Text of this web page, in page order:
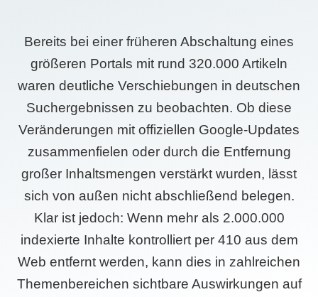
Bereits bei einer früheren Abschaltung eines
größeren Portals mit rund 320.000 Artikeln
waren deutliche Verschiebungen in deutschen
Suchergebnissen zu beobachten. Ob diese
Veränderungen mit offiziellen Google-Updates
zusammenfielen oder durch die Entfernung
großer Inhaltsmengen verstärkt wurden, lässt
sich von außen nicht abschließend belegen.
Klar ist jedoch: Wenn mehr als 2.000.000
indexierte Inhalte kontrolliert per 410 aus dem
Web entfernt werden, kann dies in zahlreichen
Themenbereichen sichtbare Auswirkungen auf